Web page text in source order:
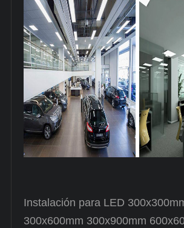
Instalación para LED
300x600mm 300x900mm